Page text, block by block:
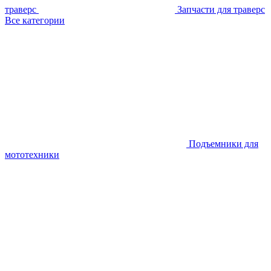
траверс
Запчасти для траверс
Все категории
Подъемники для
мототехники